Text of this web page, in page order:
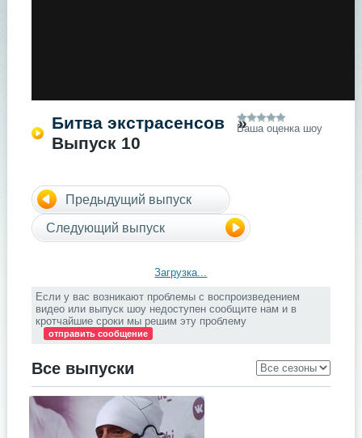
Битва экстрасенсов
»
Выпуск 10
Ваша оценка шоу
Предыдущий выпуск
Следующий выпуск
Загрузка...
Если у вас возникают проблемы с воспроизведением
видео или выпуск шоу недоступен сообщите нам и в
кротчайшие сроки мы решим эту проблему
отправить сообщение
Все выпуски